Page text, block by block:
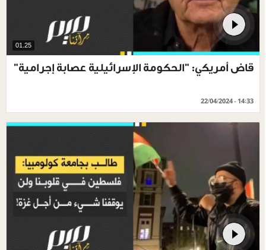
01.25
قاض أمريكي: "الحكومة الإسرائيلية عصابة إجرامية"
22/04/2024 - 14:33